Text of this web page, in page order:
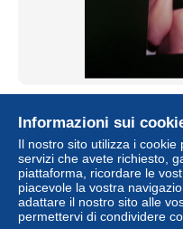
Stato
Informazioni sui
Il nostro sito utilizza i
servizi che avete richiesto,
piattaforma, ricordare le
piacevole la vostra
adattare il nostro sito alle
permettervi di condividere